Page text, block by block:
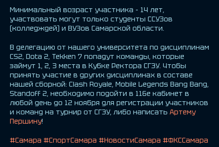
Минимальный возраст участника - 14 лет,
участвовать могут только студенты ССУЗов
(колледждей) и ВУЗов Самарской области.
В делегацию от нашего университета по дисциплинам
CS2, Dota 2, Tekken 7 попадут команды, которые
займут 1, 2, 3 места в Кубке Ректора СГЭУ. Чтобы
принять участие в других дисциплинах в составе
нашей сборной: Clash Royale, Mobile Legends Bang Bang,
Standoff 2, необходимо подойти в 116е кабинет в
любой день до 12 ноября для регистрации участников
и команд на турнир от СГЭУ, либо написать Артему
Першину!
#Самара #СпортСамара #НовостиСамара #ФКССамара